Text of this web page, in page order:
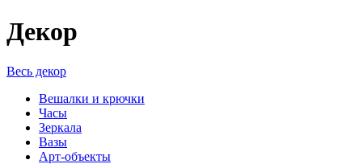
Декор
Весь декор
Вешалки и крючки
Часы
Зеркала
Вазы
Арт-объекты